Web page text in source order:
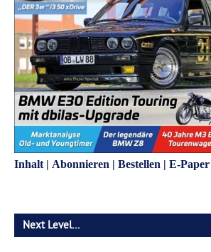
Inhalt | Abonnieren | Bestellen | E-Paper
Next Level…